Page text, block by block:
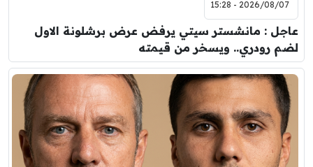
2026/08/07 - 15:28
عاجل : مانشستر سيتي يرفض عرض برشلونة الاول
لضم رودري.. ويسخر من قيمته